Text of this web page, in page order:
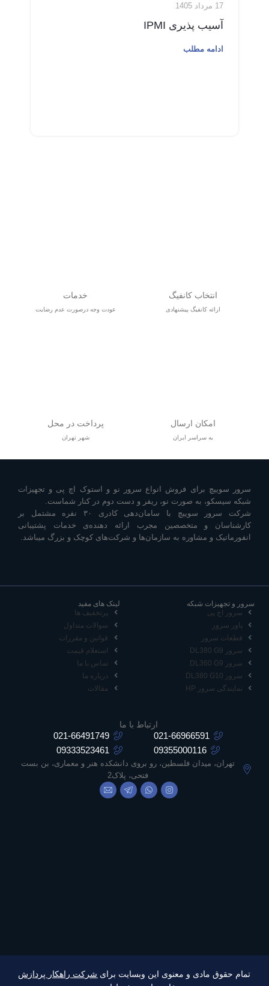
17 مرداد 1405
آسیب پذیری IPMI
ادامه مطلب
انتخاب کانفیگ
ارائه کانفیگ پیشنهادی
خدمات
عودت وجه درصورت عدم رضایت
امکان ارسال
به سراسر ایران
پرداخت در محل
شهر تهران
سرور سوییچ برای فروش انواع سرور نو و استوک اچ پی و تجهیزات
شبکه سیسکو، به صورت نو، ریفر و دست دوم در کنار شماست.
شرکت سرور سوییچ با سامان‌دهی کادری ۳۰ نفره مشتمل بر
کارشناسان و متخصصین مجرب ارائه دهنده‌ی خدمات پشتیبانی
انفورماتیک و مشاوره به سازمان‌ها و شرکت‌های کوچک و بزرگ میباشد.
سرور و تجهیزات شبکه
سرور اچ پی
پاور سرور
قطعات سرور
سرور DL380 G9
سرور DL360 G9
سرور DL380 G10
نمایندگی سرور HP
لینک های مفید
پرتخفیف ها
سوالات متداول
قوانین و مقررات
استعلام قیمت
تماس با ما
درباره ما
مقالات
ارتباط با ما
021-66966591
021-66491749
09355000116
09333523461
تهران، میدان فلسطین، رو بروی دانشکده هنر و معماری، بن بست
فتحی، پلاک2
تمام حقوق مادی و معنوی این وبسایت برای شرکت راهکار پردازش